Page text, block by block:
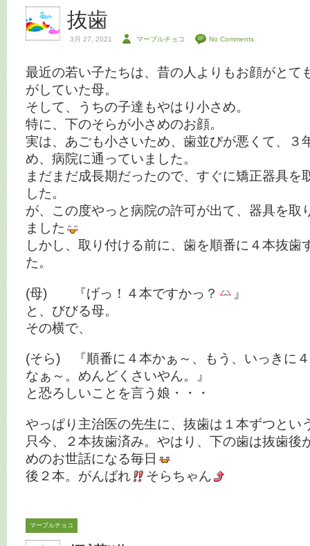
抜歯
3月 27, 2021 マーブルチョコ No Comments
最近の若い子たちは、昔の人よりもお顔がとて
がしていた母。
そして、うちの子達もやはり小さめ。
特に、下のそらが小さめのお顔。
実は、あごも小さいため、歯並びが悪くて、３
め、病院に通っていました。
まだまだ成長期だったので、すぐに矯正器具を
した。
が、この度やっと病院の許可が出て、器具を取
ました
しかし、取り付ける前に、歯を順番に４本抜歯
た。
(母) 『げっ！４本ですかっ？
』
と、びびる母。
その横で、
(そら) 『順番に４本かぁ～、もう、いっきに
なぁ～。めんどくさいやん。』
と恐ろしいことを言う娘・・・
やっぱり主治医の先生に、抜歯は１本ずつとい
只今、２本抜歯済み。やはり、下の歯は抜歯後
めのお世話になる毎日
後２本。がんばれ
そらちゃん
マーブルチョコ